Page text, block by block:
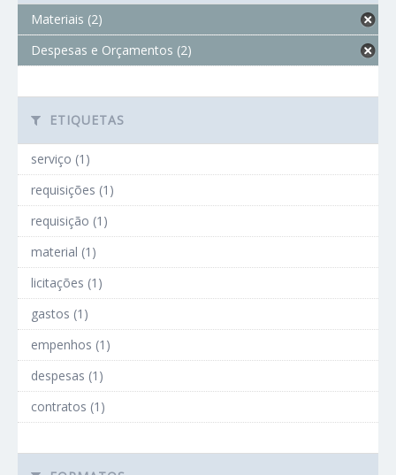
Materiais (2)
Despesas e Orçamentos (2)
ETIQUETAS
serviço (1)
requisições (1)
requisição (1)
material (1)
licitações (1)
gastos (1)
empenhos (1)
despesas (1)
contratos (1)